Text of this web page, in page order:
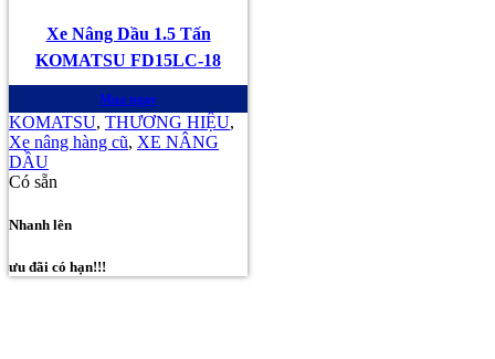
Xe Nâng Dầu 1.5 Tấn
KOMATSU FD15LC-18
Mua ngay
KOMATSU, THƯƠNG HIỆU,
Xe nâng hàng cũ, XE NÂNG
DẦU
Có sẵn
Nhanh lên
ưu đãi có hạn!!!